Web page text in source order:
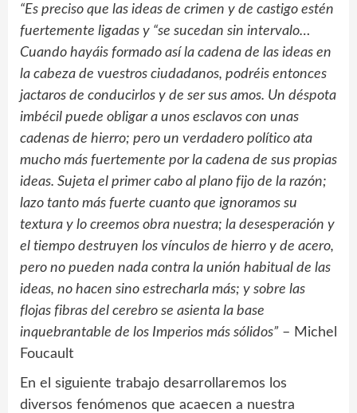
“Es preciso que las ideas de crimen y de castigo estén
fuertemente ligadas y “se sucedan sin intervalo…
Cuando hayáis formado así la cadena de las ideas en
la cabeza de vuestros ciudadanos, podréis entonces
jactaros de conducirlos y de ser sus amos. Un déspota
imbécil puede obligar a unos esclavos con unas
cadenas de hierro; pero un verdadero político ata
mucho más fuertemente por la cadena de sus propias
ideas. Sujeta el primer cabo al plano fijo de la razón;
lazo tanto más fuerte cuanto que ignoramos su
textura y lo creemos obra nuestra; la desesperación y
el tiempo destruyen los vínculos de hierro y de acero,
pero no pueden nada contra la unión habitual de las
ideas, no hacen sino estrecharla más; y sobre las
flojas fibras del cerebro se asienta la base
inquebrantable de los Imperios más sólidos” – Michel
Foucault
En el siguiente trabajo desarrollaremos los
diversos fenómenos que acaecen a nuestra